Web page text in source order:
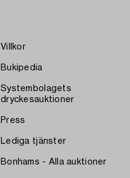
Villkor
Bukipedia
Systembolagets
dryckesauktioner
Press
Lediga tjänster
Bonhams - Alla auktioner